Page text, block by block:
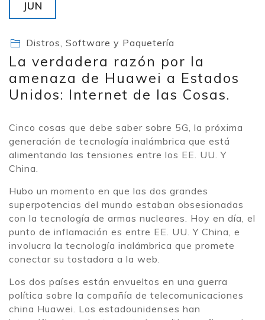
JUN
Distros, Software y Paquetería
La verdadera razón por la
amenaza de Huawei a Estados
Unidos: Internet de las Cosas.
Cinco cosas que debe saber sobre 5G, la próxima
generación de tecnología inalámbrica que está
alimentando las tensiones entre los EE. UU. Y
China.
Hubo un momento en que las dos grandes
superpotencias del mundo estaban obsesionadas
con la tecnología de armas nucleares. Hoy en día, el
punto de inflamación es entre EE. UU. Y China, e
involucra la tecnología inalámbrica que promete
conectar su tostadora a la web.
Los dos países están envueltos en una guerra
política sobre la compañía de telecomunicaciones
china Huawei. Los estadounidenses han